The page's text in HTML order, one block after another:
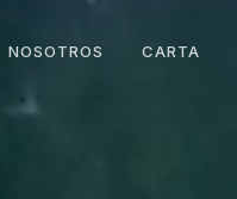
NOSOTROS CARTA